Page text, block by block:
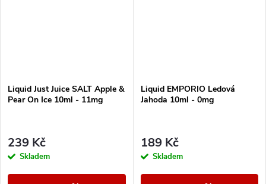
Liquid Just Juice SALT Apple &
Pear On Ice 10ml - 11mg
239 Kč
Skladem
Liquid EMPORIO Ledová
Jahoda 10ml - 0mg
189 Kč
Skladem